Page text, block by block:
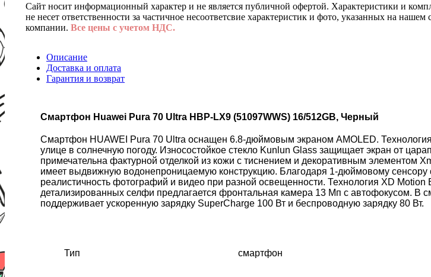
Сайт носит информационный характер и не является публичной офертой. Характеристики и
не несет ответственности за частичное несоответсвие характеристик и фото, указанных на
компании. Все цены с учетом НДС.
Описание
Доставка и оплата
Гарантия и возврат
Смартфон Huawei Pura 70 Ultra HBP-LX9 (51097WWS) 16/512GB, Черный
Смартфон HUAWEI Pura 70 Ultra оснащен 6.8-дюймовым экраном AMOLED. Технология
улице в солнечную погоду. Износостойкое стекло Kunlun Glass защищает экран от
примечательна фактурной отделкой из кожи с тиснением и декоративным
имеет выдвижную водонепроницаемую конструкцию. Благодаря 1-дюймовому сенсору
реалистичность фотографий и видео при разной освещенности. Технология XD
детализированных селфи предлагается фронтальная камера 13 Мп с автофокусом. В
поддерживает ускоренную зарядку SuperCharge 100 Вт и беспроводную зарядку 80 Вт.
Тип смартфон